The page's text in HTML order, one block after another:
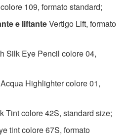
109, formato standard;
e liftanteVertigo Lift, formato
Silk Eye Pencil colore 04,
Acqua Highlighter colore 01,
Tint colore 42S, standard size;
tint colore 67S, formato